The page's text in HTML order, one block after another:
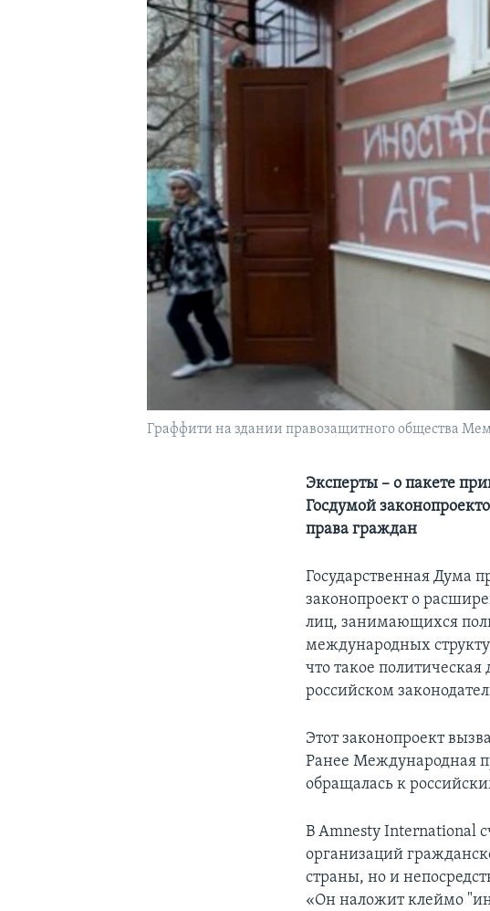
Граффити на здании правозащитного общества
Эксперты – о пакете
Госдумой
права граждан
Государственная Дума
законопроект о
лиц, занимающихся
международных
что такое
российском
Этот законопроект
Ранее Международная
обращалась к
В Amnesty International
организаций
страны, но и
«Он наложит клеймо